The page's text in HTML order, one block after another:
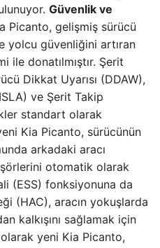
Güvenlik ve
Picanto, gelişmiş sürücü
yolcu güvenliğini artıran
donatılmıştır. Şerit
Dikkat Uyarısı (DDAW),
ve Şerit Takip
standart olarak
Kia Picanto, sürücünün
arkadaki aracı
otomatik olarak
(ESS) fonksiyonuna da
(HAC), aracın yokuşlarda
kalkışını sağlamak için
yeni Kia Picanto,